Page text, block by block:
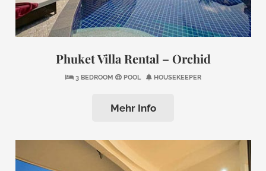
Phuket Villa Rental – Orchid
3 BEDROOM POOL HOUSEKEEPER
Mehr Info